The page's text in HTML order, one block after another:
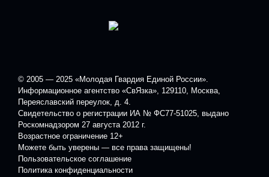
© 2005 — 2025 «Молодая Гвардия Единой России».
Информационное агентство «СвЯзка», 129110, Москва,
Переяславский переулок, д. 4.
Свидетельство о регистрации ИА № ФС77-51025, выдано
Роскомнадзором 27 августа 2012 г.
Возрастное ограничение 12+
Можете быть уверены — все права защищены!
Пользовательское соглашение
Политика конфиденциальности